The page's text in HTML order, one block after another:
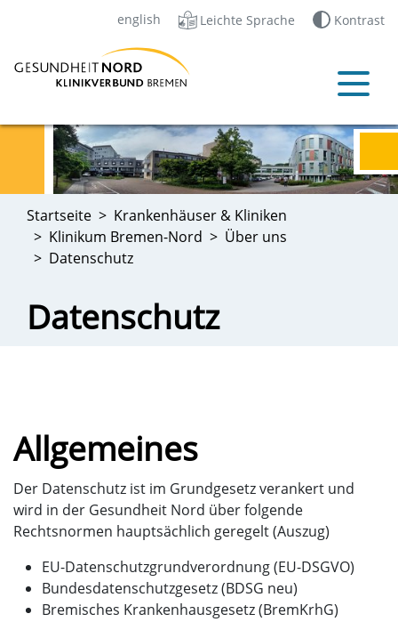
english Leichte Sprache Kontrast
Startseite
Krankenhäuser & Kliniken
Klinikum Bremen-Nord
Über uns
Datenschutz
Datenschutz
Allgemeines
Der Datenschutz ist im Grundgesetz verankert und
wird in der Gesundheit Nord über folgende
Rechtsnormen hauptsächlich geregelt (Auszug)
EU-Datenschutzgrundverordnung (EU-DSGVO)
Bundesdatenschutzgesetz (BDSG neu)
Bremisches Krankenhausgesetz (BremKrhG)